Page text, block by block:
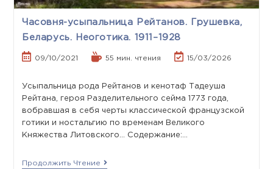
Часовня-усыпальница Рейтанов. Грушевка,
Беларусь. Неоготика. 1911–1928
09/10/2021 55 мин. чтения 15/03/2026
Усыпальница рода Рейтанов и кенотаф Тадеуша
Рейтана, героя Разделительного сейма 1773 года,
вобравшая в себя черты классической французской
готики и ностальгию по временам Великого
Княжества Литовского... Содержание:…
Продолжить Чтение